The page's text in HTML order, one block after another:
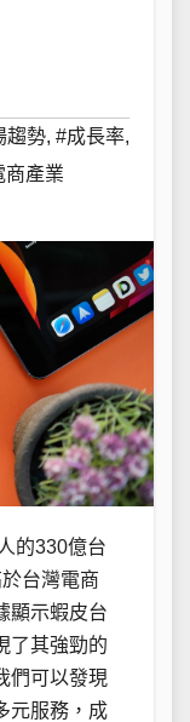
趨勢, #成長率,
商產業
的330億台
台灣電商
顯示蝦皮台
了其強勁的
們可以發現
元服務，成